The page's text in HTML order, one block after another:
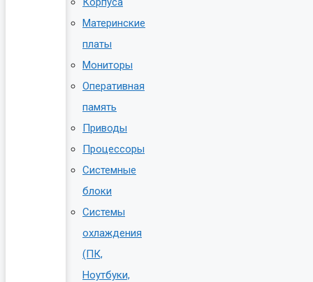
Материнские
платы
Мониторы
Оперативная
память
Приводы
Процессоры
Системные
блоки
Системы
охлаждения
(ПК,
Ноутбуки,